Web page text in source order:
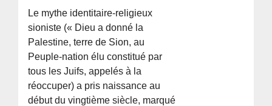
Le mythe identitaire-religieux
sioniste (« Dieu a donné la
Palestine, terre de Sion, au
Peuple-nation élu constitué par
tous les Juifs, appelés à la
réoccuper) a pris naissance au
début du vingtième siècle, marqué